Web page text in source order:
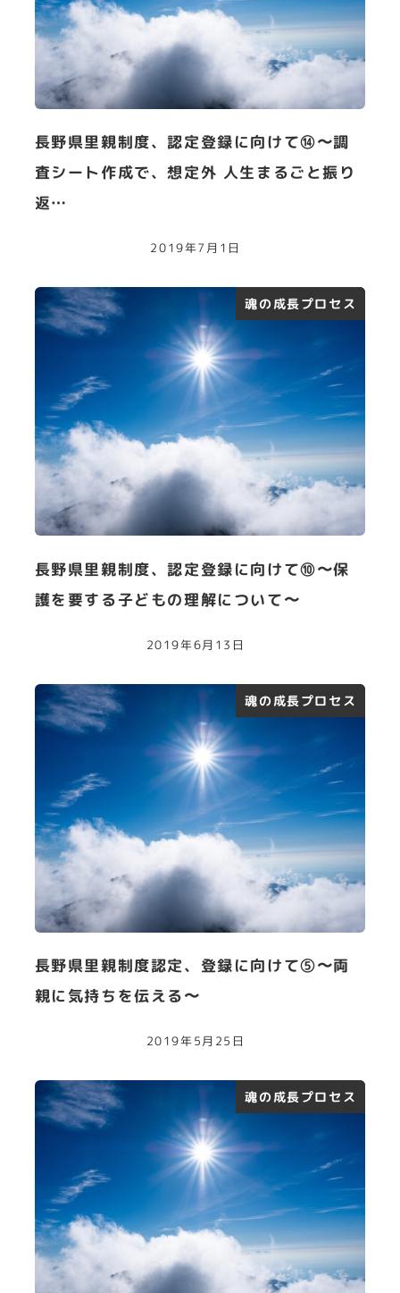
長野県里親制度、認定登録に向けて⑭〜調
査シート作成で、想定外 人生まるごと振り
返…
2019年7月1日
魂の成長プロセス
長野県里親制度、認定登録に向けて⑩〜保
護を要する子どもの理解について〜
2019年6月13日
魂の成長プロセス
長野県里親制度認定、登録に向けて⑤〜両
親に気持ちを伝える〜
2019年5月25日
魂の成長プロセス